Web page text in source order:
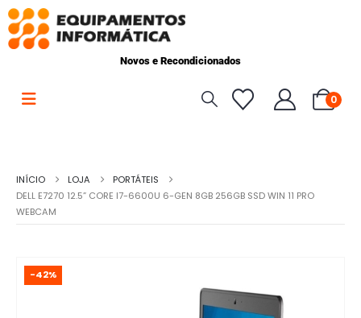
Novos e Recondicionados
0
INÍCIO LOJA
PORTÁTEIS
DELL E7270 12.5” CORE I7-6600U 6-GEN 8GB 256GB SSD WIN 11 PRO
WEBCAM
-42%